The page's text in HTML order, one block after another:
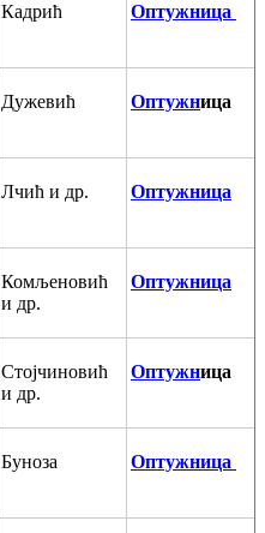
Кадрић Оптужница
Дужевић Оптужница
Лчић и др. Оптужница
Комљеновић
и др.
Оптужница
Стојчиновић
и др.
Оптужница
Буноза Оптужница